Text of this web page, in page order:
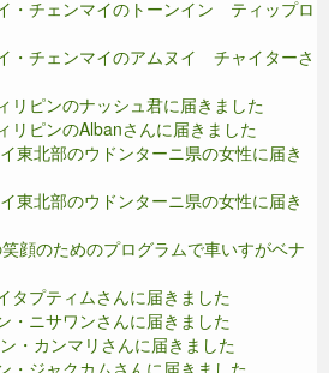
・チェンマイのトーンイン ティップロ
・チェンマイのアムヌイ チャイターさ
リピンのナッシュ君に届きました
リピンのAlbanさんに届きました
東北部のウドンターニ県の女性に届き
東北部のウドンターニ県の女性に届き
顔のためのプログラムで車いすがベナ
タプティムさんに届きました
・ニサワンさんに届きました
・カンマリさんに届きました
・ジャクカムさんに届きました